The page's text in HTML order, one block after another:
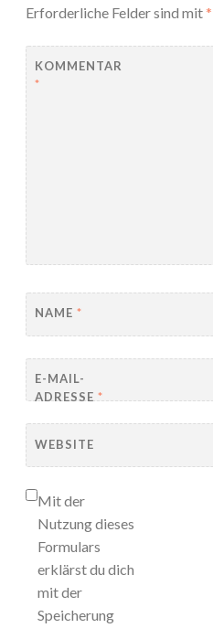
Erforderliche Felder sind mit*
KOMMENTAR
*
NAME *
E-MAIL-
ADRESSE *
WEBSITE
Mit der
Nutzung dieses
Formulars
erklärst du dich
mit der
Speicherung